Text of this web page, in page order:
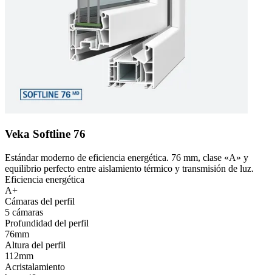
Veka Softline 76
Estándar moderno de eficiencia energética. 76 mm, clase «A» y
equilibrio perfecto entre aislamiento térmico y transmisión de luz.
Eficiencia energética
A+
Cámaras del perfil
5 cámaras
Profundidad del perfil
76mm
Altura del perfil
112mm
Acristalamiento